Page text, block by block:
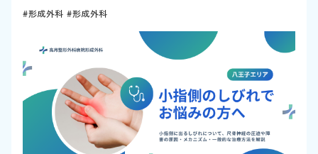
形成外科 形成外科